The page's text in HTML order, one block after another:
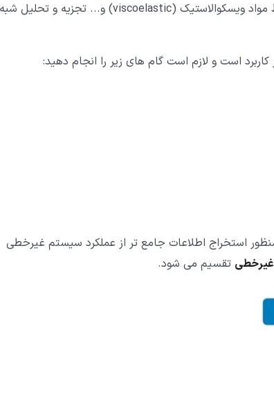
، انبساط مواد ویسکوالاستیک (viscoelastic) و... تجزیه و تحلیل شبه
است و لازم است گام های زیر را انجام دهید:
استخراج اطلاعات جامع تر از عملکرد سیستم غیرخطی
غیرخطی تقسیم می شود.